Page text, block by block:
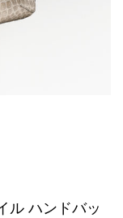
ル ハンドバッ